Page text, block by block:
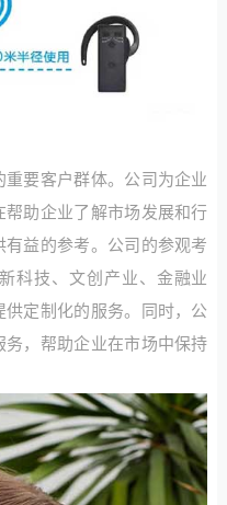
要客户群体。公司为企业
助企业了解市场发展和行
益的参考。公司的参观考
科技、文创产业、金融业
定制化的服务。同时，公
，帮助企业在市场中保持